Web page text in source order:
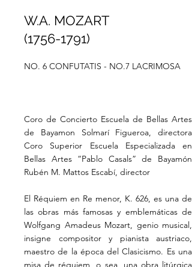
W.A. MOZART
(1756-1791)
NO. 6 CONFUTATIS - NO.7 LACRIMOSA
Coro de Concierto Escuela de Bellas Artes
de Bayamon Solmarí Figueroa, directora
Coro Superior Escuela Especializada en
Bellas Artes “Pablo Casals” de Bayamón
Rubén M. Mattos Escabí, director
El Réquiem en Re menor, K. 626, es una de
las obras más famosas y emblemáticas de
Wolfgang Amadeus Mozart, genio musical,
insigne compositor y pianista austriaco,
maestro de la época del Clasicismo. Es una
misa de réquiem, o sea, una obra litúrgica